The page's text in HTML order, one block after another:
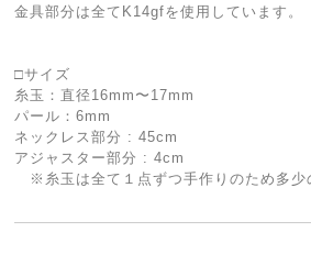
金具部分は全てK14gfを使用しています。
□サイズ
糸玉：直径16mm〜17mm
パール：6mm
ネックレス部分 : 45cm
アジャスター部分 : 4cm
※糸玉は全て１点ずつ手作りのため多少